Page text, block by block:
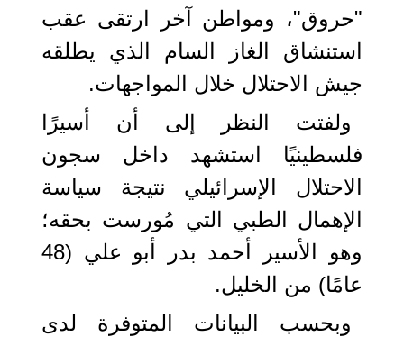
"حروق"، ومواطن آخر ارتقى عقب
استنشاق الغاز السام الذي يطلقه
جيش الاحتلال خلال المواجهات.
ولفتت النظر إلى أن أسيرًا
فلسطينيًا استشهد داخل سجون
الاحتلال الإسرائيلي نتيجة سياسة
الإهمال الطبي التي مُورست بحقه؛
وهو الأسير أحمد بدر أبو علي (48
عامًا) من الخليل.
وبحسب البيانات المتوفرة لدى